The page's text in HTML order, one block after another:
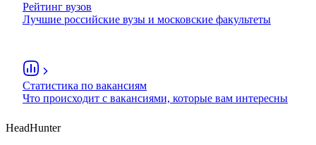
Рейтинг вузов
Лучшие российские вузы и московские факультеты
Статистика по вакансиям
Что происходит с вакансиями, которые вам интересны
HeadHunter